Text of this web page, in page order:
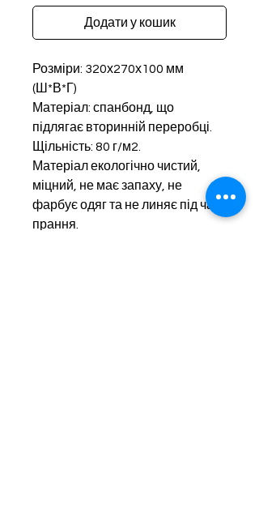
Додати у кошик
Розміри: 320х270х100 мм
(Ш*В*Г)
Матеріал: спанбонд, що
підлягає вторинній переробці.
Щільність: 80 г/м2.
Матеріал екологічно чистий,
міцний, не має запаху, не
фарбує одяг та не линяє під час
прання.